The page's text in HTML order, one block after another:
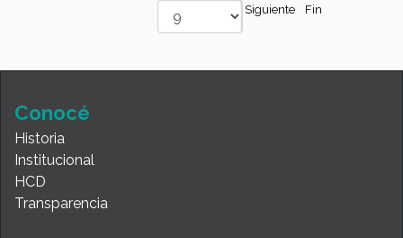
Siguiente
Fin
Conocé
Historia
Institucional
HCD
Transparencia